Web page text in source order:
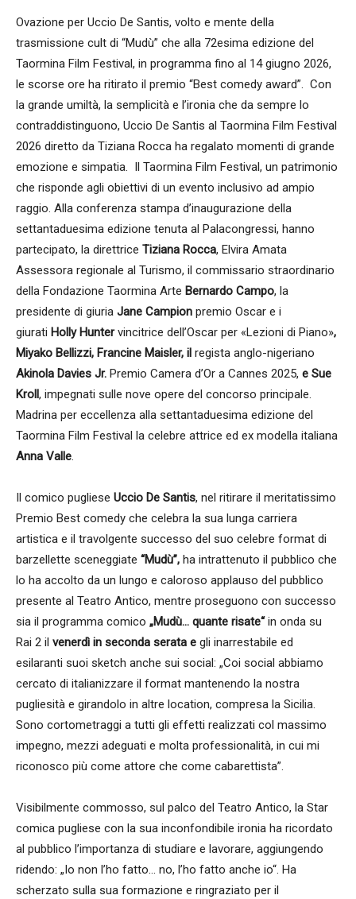
Ovazione per Uccio De Santis, volto e mente della
trasmissione cult di “Mudù” che alla 72esima edizione del
Taormina Film Festival, in programma fino al 14 giugno 2026,
le scorse ore ha ritirato il premio “Best comedy award”. Con
la grande umiltà, la semplicità e l’ironia che da sempre lo
contraddistinguono, Uccio De Santis al Taormina Film Festival
2026 diretto da Tiziana Rocca ha regalato momenti di grande
emozione e simpatia. Il Taormina Film Festival, un patrimonio
che risponde agli obiettivi di un evento inclusivo ad ampio
raggio. Alla conferenza stampa d’inaugurazione della
settantaduesima edizione tenuta al Palacongressi, hanno
partecipato, la direttrice Tiziana Rocca, Elvira Amata
Assessora regionale al Turismo, il commissario straordinario
della Fondazione Taormina Arte Bernardo Campo, la
presidente di giuria Jane Campion premio Oscar e i
giurati Holly Huntervincitrice dell’Oscar per «Lezioni di Piano»,
Miyako Bellizzi, Francine Maisler, il regista anglo-nigeriano
Akinola Davies Jr. Premio Camera d’Or a Cannes 2025, e Sue
Kroll , impegnati sulle nove opere del concorso principale.
Madrina per eccellenza alla settantaduesima edizione del
Taormina Film Festival la celebre attrice ed ex modella italiana
Anna Valle.
Il comico pugliese Uccio De Santis, nel ritirare il meritatissimo
Premio Best comedy che celebra la sua lunga carriera
artistica e il travolgente successo del suo celebre format di
barzellette sceneggiate “Mudù”, ha intrattenuto il pubblico che
lo ha accolto da un lungo e caloroso applauso del pubblico
presente al Teatro Antico, mentre proseguono con successo
sia il programma comico „Mudù… quante risate“ in onda su
Rai 2 il venerdì in seconda serata e gli inarrestabile ed
esilaranti suoi sketch anche sui social: „Coi social abbiamo
cercato di italianizzare il format mantenendo la nostra
pugliesità e girandolo in altre location, compresa la Sicilia.
Sono cortometraggi a tutti gli effetti realizzati col massimo
impegno, mezzi adeguati e molta professionalità, in cui mi
riconosco più come attore che come cabarettista”.
Visibilmente commosso, sul palco del Teatro Antico, la Star
comica pugliese con la sua inconfondibile ironia ha ricordato
al pubblico l’importanza di studiare e lavorare, aggiungendo
ridendo: „Io non l’ho fatto… no, l’ho fatto anche io“. Ha
scherzato sulla sua formazione e ringraziato per il